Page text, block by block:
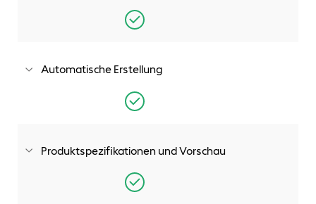
Automatisierung von SOLIDWORKS Teilen, Baugruppen und
Automatische Erstellung
Automatische Erstellung von produktionsfertigen
Zeichnungen, Stücklisten und Angebotsdokumenten
Produktspezifikationen und Vorschau
Eingabe von Produktspezifikationen und Vorschau von
Konstruktionen in SOLIDWORKS